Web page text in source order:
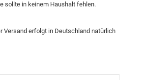
sollte in keinem Haushalt fehlen.
Versand erfolgt in Deutschland natürlich